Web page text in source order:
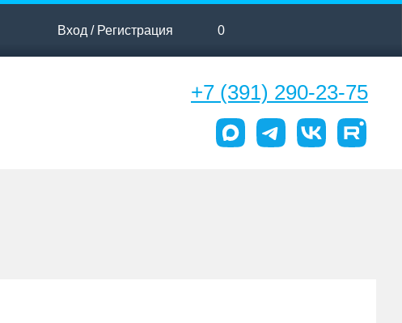
Вход / Регистрация 0
+7 (391) 290-23-75